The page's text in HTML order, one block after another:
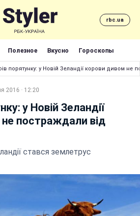
rbc.ua
Полезное Вкусно Гороскопы
порятунку: у Новій Зеландії корови дивом не
2016 · 12:20
у Новій Зеландії
постраждали від
стався землетрус